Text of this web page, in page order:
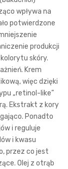
wpływa na
potwierdzone
produkcji
skóry.
Krem
więc dzięki
„retinol-like”
Ekstrakt z kory
Ponadto
i reguluje
i kwasu
przez co jest
Olej z otrąb